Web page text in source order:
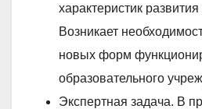
характеристик
Возникает
новых форм
образовательного
Экспертная задача. В